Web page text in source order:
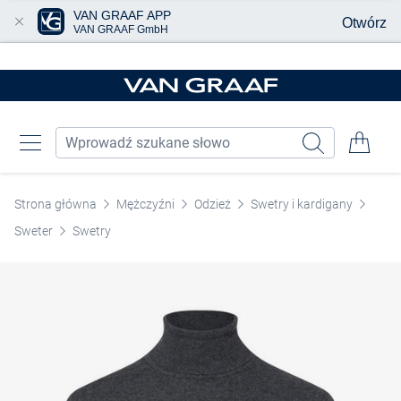
Strona główna Mężczyźni Odzież
Swetry i kardigany
Sweter
Swetry
VAN GRAAF APP
VAN GRAAF GmbH Otwórz